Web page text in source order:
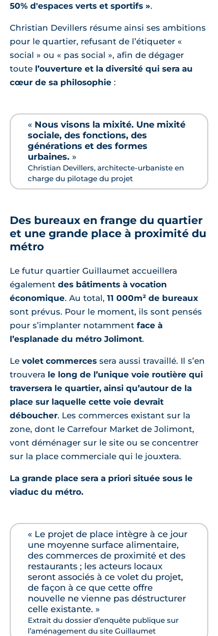
50% d'espaces verts et sportifs ».
Christian Devillers résume ainsi ses ambitions
pour le quartier, refusant de l’étiqueter «
social » ou « pas social », afin de dégager
toute l’ouverture et la diversité qui sera au
cœur de sa philosophie :
« Nous visons la mixité. Une mixité
sociale, des fonctions, des
générations et des formes
urbaines. »
Christian Devillers, architecte-urbaniste en
charge du pilotage du projet
Des bureaux en frange du quartier
et une grande place à proximité du
métro
Le futur quartier Guillaumet accueillera
également des bâtiments à vocation
économique. Au total, 11 000m² de bureaux
sont prévus. Pour le moment, ils sont pensés
pour s’implanter notamment face à
l’esplanade du métro Jolimont.
Le volet commerces sera aussi travaillé. Il s’en
trouvera le long de l’unique voie routière qui
traversera le quartier, ainsi qu’autour de la
place sur laquelle cette voie devrait
déboucher. Les commerces existant sur la
zone, dont le Carrefour Market de Jolimont,
vont déménager sur le site ou se concentrer
sur la place commerciale qui le jouxtera.
La grande place sera a priori située sous le
viaduc du métro.
« Le projet de place intègre à ce jour
une moyenne surface alimentaire,
des commerces de proximité et des
restaurants ; les acteurs locaux
seront associés à ce volet du projet,
de façon à ce que cette offre
nouvelle ne vienne pas déstructurer
celle existante. »
Extrait du dossier d’enquête publique sur
l’aménagement du site Guillaumet